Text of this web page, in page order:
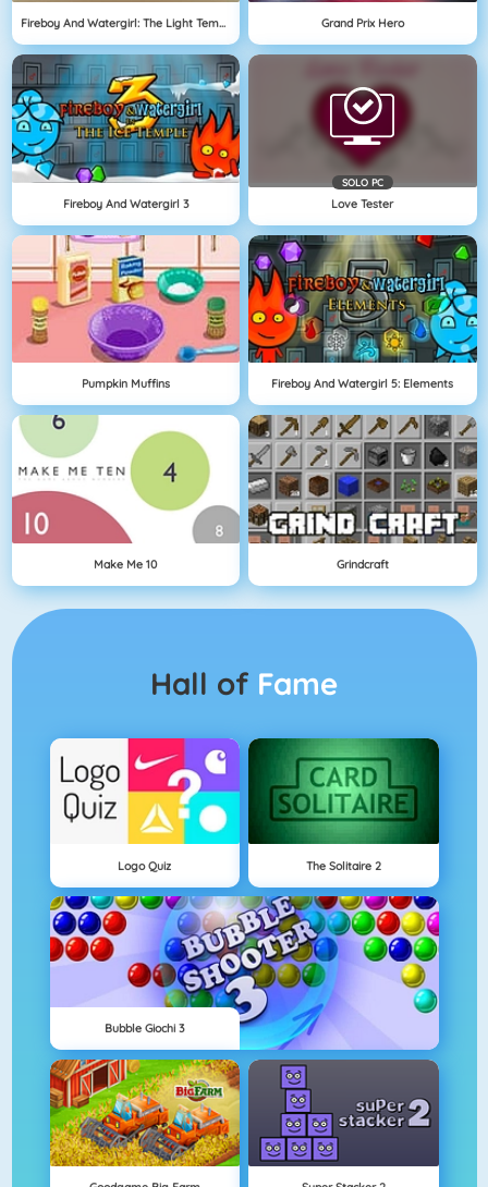
Fireboy And Watergirl: The Light Temple Grand Prix Hero
Fireboy And Watergirl 3
SOLO PC
Love Tester
Pumpkin Muffins Fireboy And Watergirl 5: Elements
Make Me 10 Grindcraft
Hall of Fame
Logo Quiz The Solitaire 2
Bubble Giochi 3